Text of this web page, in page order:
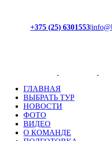
+375 (25) 6301553|
ГЛАВНАЯ
ВЫБРАТЬ ТУР
НОВОСТИ
ФОТО
ВИДЕО
О КОМАНДЕ